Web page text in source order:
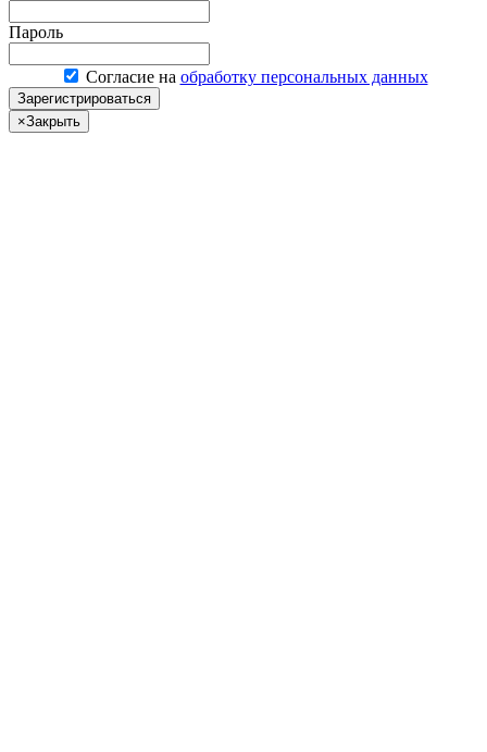
Пароль
Согласие на обработку персональных данных
Зарегистрироваться
×Закрыть